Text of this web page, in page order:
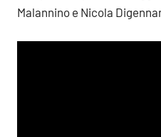
Malannino e Nicola